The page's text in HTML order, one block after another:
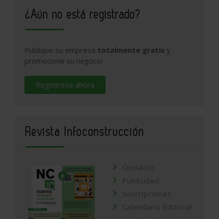
¿Aún no está registrado?
Publique su empresa totalmente gratis y
promocione su negocio
Regístrese ahora
Revista Infoconstrucción
Contacto
Publicidad
Suscripciones
Calendario Editorial